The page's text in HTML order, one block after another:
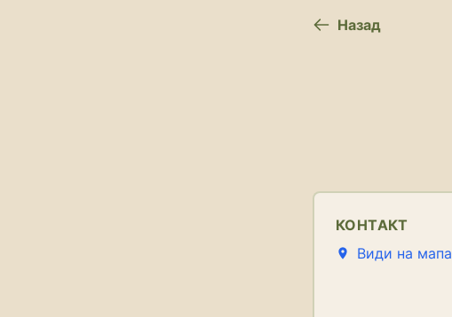
Назад
КОНТАКТ
Види на мапа